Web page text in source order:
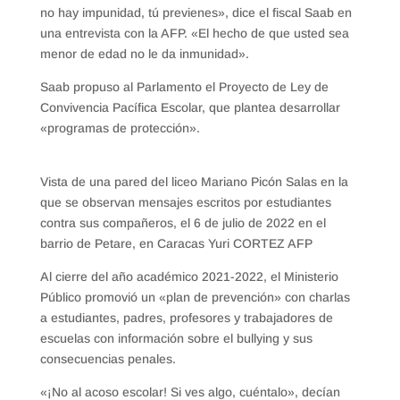
no hay impunidad, tú previenes», dice el fiscal Saab en
una entrevista con la AFP. «El hecho de que usted sea
menor de edad no le da inmunidad».
Saab propuso al Parlamento el Proyecto de Ley de
Convivencia Pacífica Escolar, que plantea desarrollar
«programas de protección».
Vista de una pared del liceo Mariano Picón Salas en la
que se observan mensajes escritos por estudiantes
contra sus compañeros, el 6 de julio de 2022 en el
barrio de Petare, en Caracas Yuri CORTEZ AFP
Al cierre del año académico 2021-2022, el Ministerio
Público promovió un «plan de prevención» con charlas
a estudiantes, padres, profesores y trabajadores de
escuelas con información sobre el bullying y sus
consecuencias penales.
«¡No al acoso escolar! Si ves algo, cuéntalo», decían